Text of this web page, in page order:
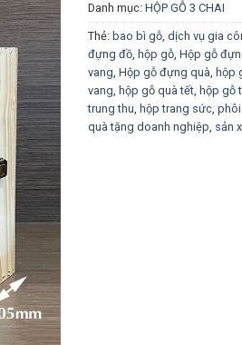
Danh mục: HỘP GỖ 3 CHAI
Thẻ: bao bì gỗ, dịch vụ gia
đựng đồ, hộp gỗ, Hộp gỗ
vang, Hộp gỗ đựng quà, hộp
vang, hộp gỗ quà tết, hộp gỗ
trung thu, hộp trang sức, phôi
quà tặng doanh nghiệp, sản